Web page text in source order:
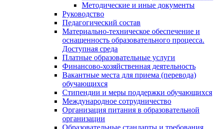
Методические и иные документы
Руководство
Педагогический состав
Материально-техническое обеспечение и
оснащенность образовательного процесса.
Доступная среда
Платные образовательные услуги
Финансово-хозяйственная деятельность
Вакантные места для приема (перевода)
обучающихся
Стипендии и меры поддержки обучающихся
Международное сотрудничество
Организация питания в образовательной
организации
Образовательные стандарты и требования